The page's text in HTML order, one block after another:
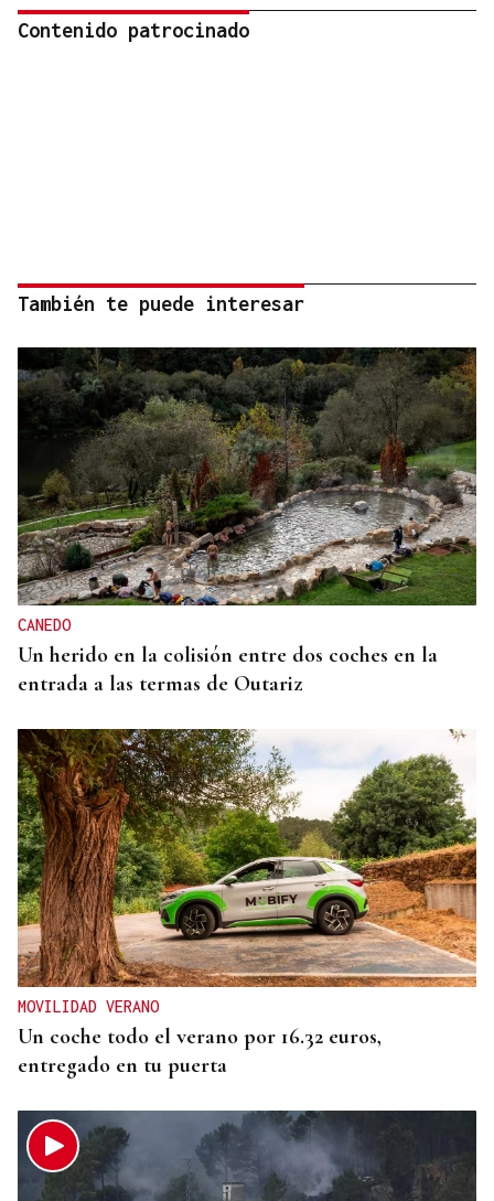
Contenido patrocinado
También te puede interesar
CANEDO
Un herido en la colisión entre dos coches en la
entrada a las termas de Outariz
MOVILIDAD VERANO
Un coche todo el verano por 16.32 euros,
entregado en tu puerta